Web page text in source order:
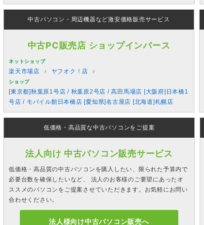
中古パソコン・周辺機器など激安価格販売サービス
中古PC販売店 ショップインバース
ネットショップ
楽天市場店 ヤフオク！店
ショップ
[東京都]秋葉原1号店 / 秋葉原2号店 / 高田馬場店 [大阪府]日本橋1
号店 / モバイル館日本橋店 [愛知県]名古屋店 [北海道]札幌店
低価格・高品質な中古パソコンをご提案
法人向け 中古パソコン販売サービス
低価格・高品質の中古パソコンを購入したい、限られた予算内で
必要台数を確保したいなど、 法人のお客様のご要望にあったオ
ススメのパソコンをご提案させていただきます。お気軽にお問い
合わせください。
法人様向け中古パソコン販売へ